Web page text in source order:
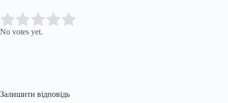
Rate this item:
No votes yet.
Залишити відповідь